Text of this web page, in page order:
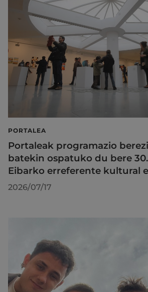
PORTALEA
Portaleak programazio
batekin ospatuko du bere
Eibarko erreferente kultural
2026/07/17